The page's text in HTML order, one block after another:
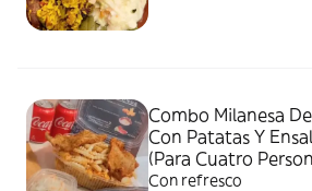
Combo Milanesa
Con Patatas Y
(Para Cuatro
Con refresco